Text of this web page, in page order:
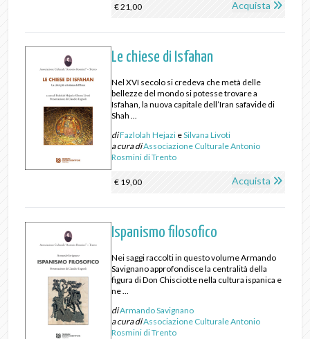
€ 21,00 Acquista
Le chiese di Isfahan
Nel XVI secolo si credeva che metà delle
bellezze del mondo si potesse trovare a
Isfahan, la nuova capitale dell’Iran safavide di
Shah ...
diFazlolah Hejazi eSilvana Livoti
a cura diAssociazione Culturale Antonio
Rosmini di Trento
€ 19,00 Acquista
Ispanismo filosofico
Nei saggi raccolti in questo volume Armando
Savignano approfondisce la centralità della
figura di Don Chisciotte nella cultura ispanica e
ne ...
diArmando Savignano
a cura diAssociazione Culturale Antonio
Rosmini di Trento